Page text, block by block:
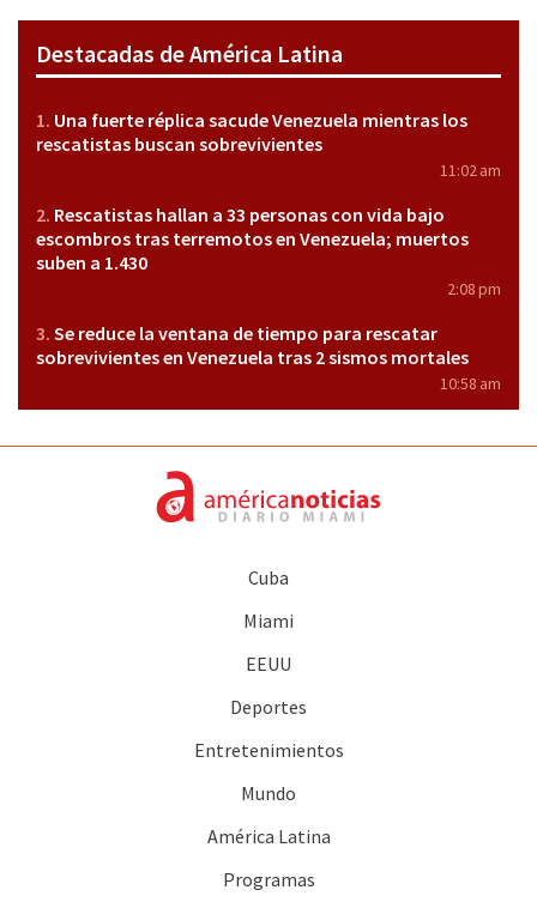
Destacadas de América Latina
Una fuerte réplica sacude Venezuela mientras los
rescatistas buscan sobrevivientes
11:02 am
Rescatistas hallan a 33 personas con vida bajo
escombros tras terremotos en Venezuela; muertos
suben a 1.430
2:08 pm
Se reduce la ventana de tiempo para rescatar
sobrevivientes en Venezuela tras 2 sismos mortales
10:58 am
Cuba
Miami
EEUU
Deportes
Entretenimientos
Mundo
América Latina
Programas